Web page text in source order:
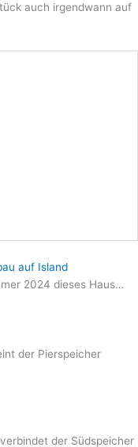
auch irgendwann auf
auf Island
2024 dieses Haus…
der Pierspeicher
der Südspeicher